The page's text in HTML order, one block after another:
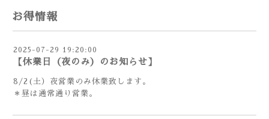
お得情報
2025-07-29 19:20:00
【休業日（夜のみ）のお知らせ】
8/2(土）夜営業のみ休業致します。
＊昼は通常通り営業。